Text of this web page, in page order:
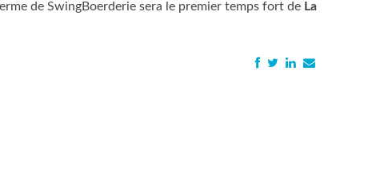
de SwingBoerderie sera le premier temps fort de La